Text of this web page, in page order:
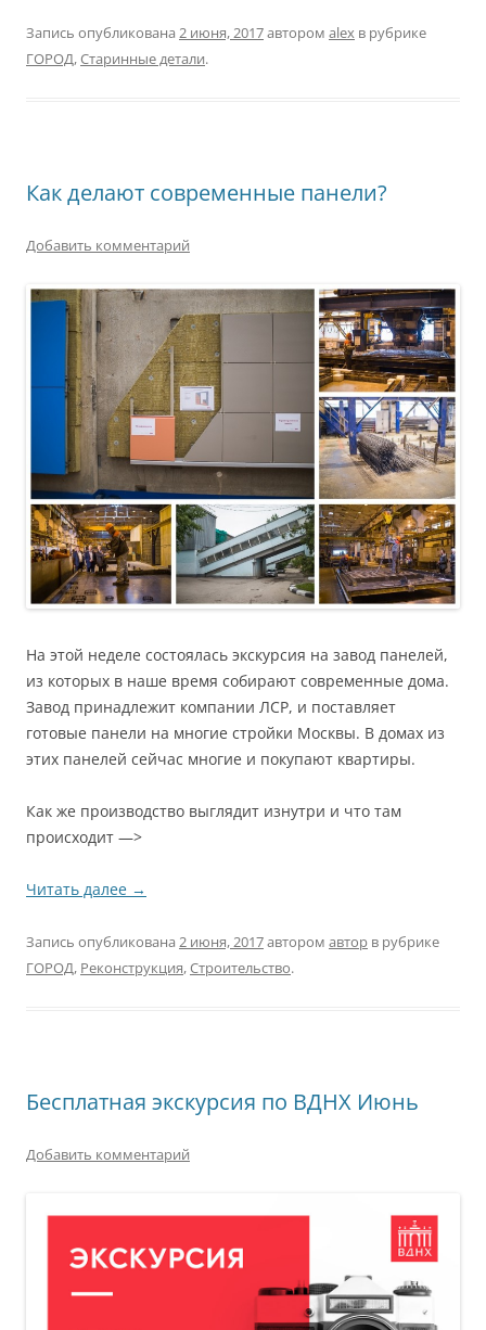
Запись опубликована 2 июня, 2017автором alex в рубрике
ГОРОД,Старинные детали.
Как делают современные панели?
Добавить комментарий
На этой неделе состоялась экскурсия на завод панелей,
из которых в наше время собирают современные дома.
Завод принадлежит компании ЛСР, и поставляет
готовые панели на многие стройки Москвы. В домах из
этих панелей сейчас многие и покупают квартиры.
Как же производство выглядит изнутри и что там
происходит —>
Читать далее →
Запись опубликована 2 июня, 2017автором автор в рубрике
ГОРОД, Реконструкция,Строительство.
Бесплатная экскурсия по ВДНХ Июнь
Добавить комментарий